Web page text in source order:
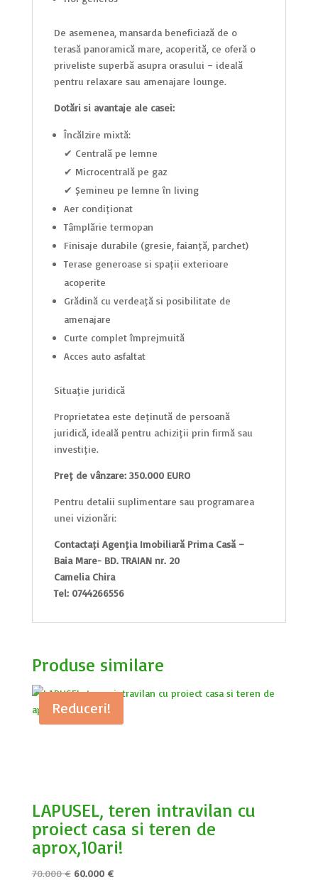
De asemenea, mansarda beneficiază de o
terasă panoramică mare, acoperită, ce oferă o
priveliște superbă asupra orașului – ideală
pentru relaxare sau amenajare lounge.
Dotări și avantaje ale casei:
Încălzire mixtă:
✔ Centrală pe lemne
✔ Microcentrală pe gaz
✔ Șemineu pe lemne în living
Aer condiționat
Tâmplărie termopan
Finisaje durabile (gresie, faianță, parchet)
Terase generoase și spații exterioare
acoperite
Grădină cu verdeață și posibilitate de
amenajare
Curte complet împrejmuită
Acces auto asfaltat
Situație juridică
Proprietatea este deținută de persoană
juridică, ideală pentru achiziții prin firmă sau
investiție.
Preț de vânzare: 350.000 EURO
Pentru detalii suplimentare sau programarea
unei vizionări:
Contactați Agenția Imobiliară Prima Casă –
Baia Mare- BD. TRAIAN nr. 20
Camelia Chira
Tel: 0744266556
Produse similare
Reduceri!
LAPUSEL, teren intravilan cu
proiect casa si teren de
aprox,10ari!
70.000€ Prețul
60.000€Prețul